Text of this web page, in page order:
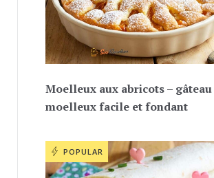
Moelleux aux abricots – gâteau
moelleux facile et fondant
POPULAR